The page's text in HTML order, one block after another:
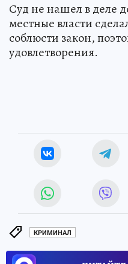
Суд не нашел в деле
местные власти
соблюсти закон,
удовлетворения.
КРИМИНАЛ